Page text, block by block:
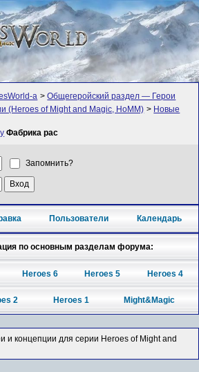
а >Общегеройский раздел — Герои
(Heroes of Might and Magic, HoMM) > Новые
Фабрика рас
Запомнить?
Пользователи Календарь
по основным разделам форума:
Heroes 6 Heroes 5 Heroes 4
2 Heroes 1 Might&Magic
и концепции для серии Heroes of Might and